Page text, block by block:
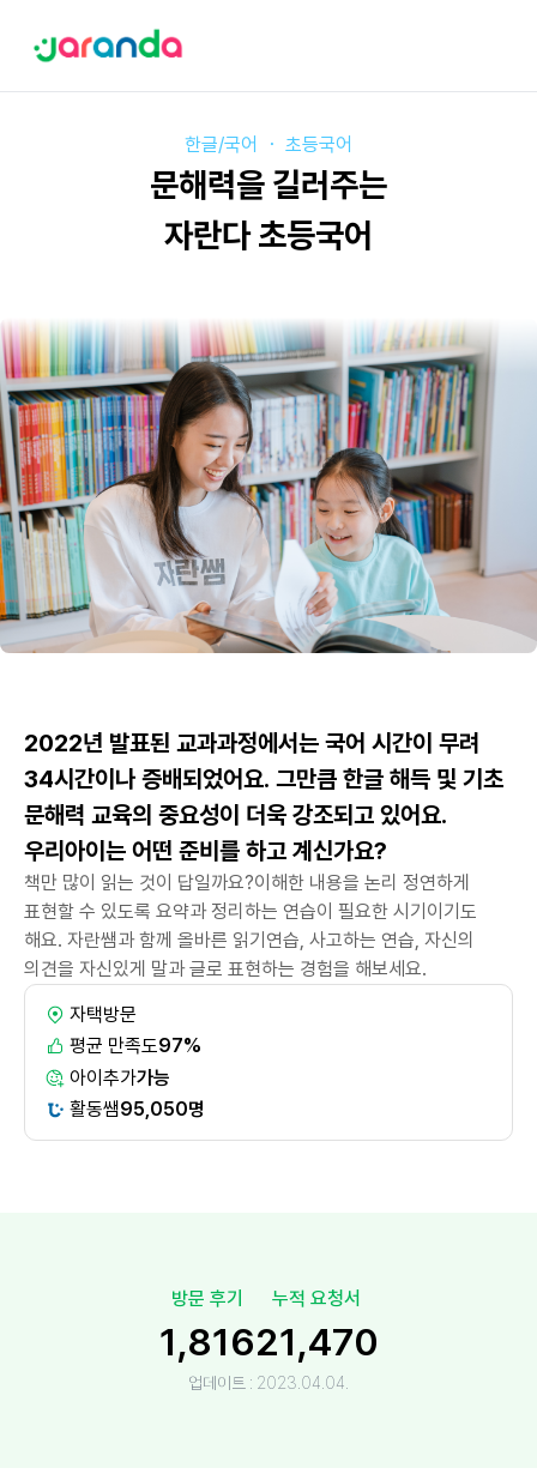
한글/국어 ・ 초등국어
문해력을 길러주는
자란다 초등국어
2022년 발표된 교과과정에서는 국어 시간이 무려
34시간이나 증배되었어요. 그만큼 한글 해득 및 기초
문해력 교육의 중요성이 더욱 강조되고 있어요.
우리아이는 어떤 준비를 하고 계신가요?
책만 많이 읽는 것이 답일까요?이해한 내용을 논리 정연하게
표현할 수 있도록 요약과 정리하는 연습이 필요한 시기이기도
해요. 자란쌤과 함께 올바른 읽기연습, 사고하는 연습, 자신의
의견을 자신있게 말과 글로 표현하는 경험을 해보세요.
자택방문
평균 만족도97%
아이추가가능
활동쌤95,050명
방문 후기
1,816
누적 요청서
21,470
업데이트 : 2023.04.04.